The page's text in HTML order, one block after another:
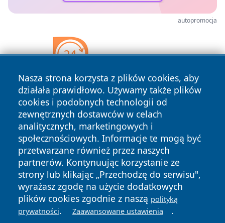
autopromocja
Nasza strona korzysta z plików cookies, aby
działała prawidłowo. Używamy także plików
cookies i podobnych technologii od
zewnętrznych dostawców w celach
analitycznych, marketingowych i
społecznościowych. Informacje te mogą być
przetwarzane również przez naszych
partnerów. Kontynuując korzystanie ze
strony lub klikając „Przechodzę do serwisu",
wyrażasz zgodę na użycie dodatkowych
plików cookies zgodnie z naszą polityką
prywatności. Zaawansowane ustawienia .
Copyright © 2026 24piaseczno.pl Wszystkie prawa
zastrzeżone.